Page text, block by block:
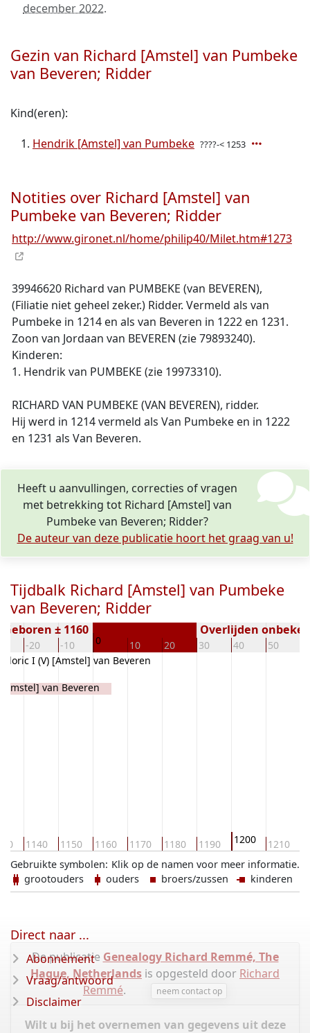
december 2022.
Gezin van Richard [Amstel] van Pumbeke
van Beveren; Ridder
Kind(eren):
Hendrik [Amstel] van Pumbeke ????-< 1253
Notities over Richard [Amstel] van
Pumbeke van Beveren; Ridder
http://www.gironet.nl/home/philip40/Milet.htm#1273
39946620 Richard van PUMBEKE (van BEVEREN),
(Filiatie niet geheel zeker.) Ridder. Vermeld als van
Pumbeke in 1214 en als van Beveren in 1222 en 1231.
Zoon van Jordaan van BEVEREN (zie 79893240).
Kinderen:
1. Hendrik van PUMBEKE (zie 19973310).
RICHARD VAN PUMBEKE (VAN BEVEREN), ridder.
Hij werd in 1214 vermeld als Van Pumbeke en in 1222
en 1231 als Van Beveren.
Heeft u aanvullingen, correcties of vragen
met betrekking tot Richard [Amstel] van
Pumbeke van Beveren; Ridder?
De auteur van deze publicatie hoort het graag van u!
Tijdbalk Richard [Amstel] van Pumbeke
van Beveren; Ridder
-20 -10 0 10 20 30 40 50
Geboren ± 1160 Overlijden
1140 1150 1160 1170 1180 1190 1200 1210
van Beveren
I (V) [Amstel] van Beveren
Klik op de namen voor meer informatie.
Gebruikte symbolen:
grootouders
ouders broers/zussen kinderen
De publicatie Genealogy Richard Remmé, The
Hague, Netherlands is opgesteld door Richard
Remmé. neem contact op
Wilt u bij het overnemen van gegevens uit deze
Direct naar ...
Abonnement
Vraag/antwoord
Disclaimer